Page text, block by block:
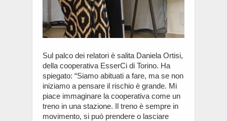
Sul palco dei relatori è salita Daniela Ortisi,
della cooperativa EsserCi di Torino. Ha
spiegato: “Siamo abituati a fare, ma se non
iniziamo a pensare il rischio è grande. Mi
piace immaginare la cooperativa come un
treno in una stazione. Il treno è sempre in
movimento, si può prendere o lasciare